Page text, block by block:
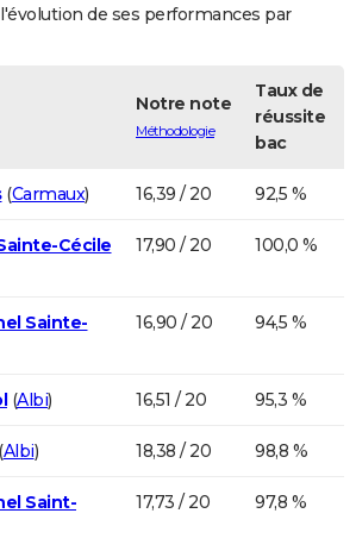
de ses performances par
Notre note
Méthodologie
Taux de
réussite
bac
(Carmaux) 16,39 / 20 92,5 %
Cécile
17,90 / 20 100,0 %
Sainte-
16,90 / 20 94,5 %
(Albi) 16,51 / 20 95,3 %
(Albi) 18,38 / 20 98,8 %
Saint-
17,73 / 20 97,8 %